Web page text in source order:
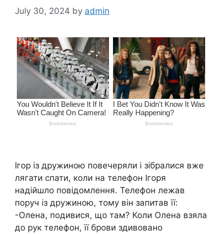
July 30, 2024 by admin
Ігор із дружиною повечеряли і зібралися вже
лягати спати, коли на телефон Ігоря
надійшло повідомлення. Телефон лежав
поруч із дружиною, тому він запитав її:
-Олена, подивися, що там? Коли Олена взяла
до рук телефон, її брови здивовано